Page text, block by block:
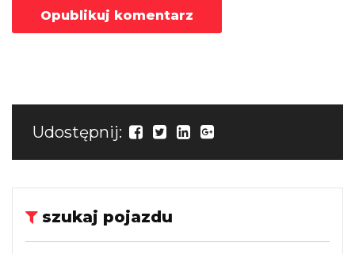
Udostępnij:
szukaj pojazdu